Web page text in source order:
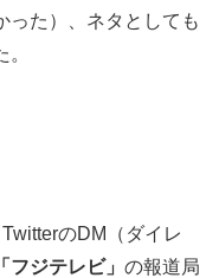
った）、ネタとしても
のDM（ダイレ
「フジテレビ」 の報道局